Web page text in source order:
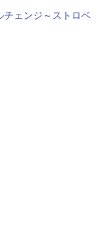
チェンジ～ストロベ